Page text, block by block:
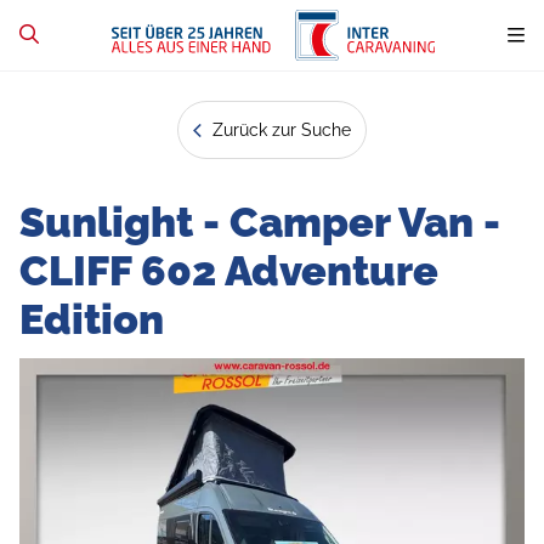
Zurück zur Suche
Sunlight - Camper Van -
CLIFF 602 Adventure
Edition